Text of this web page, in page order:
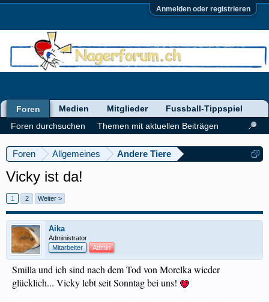
Anmelden oder registrieren
Foren Allgemeines Andere Tiere
Vicky ist da!
1 2 Weiter >
Aika
Administrator
Mitarbeiter
Admin
Smilla und ich sind nach dem Tod von Morelka wieder
glücklich... Vicky lebt seit Sonntag bei uns!
Foren
Foren durchsuchen
Themen mit aktuellen Beiträgen
Medien Mitglieder Fussball-Tippspiel